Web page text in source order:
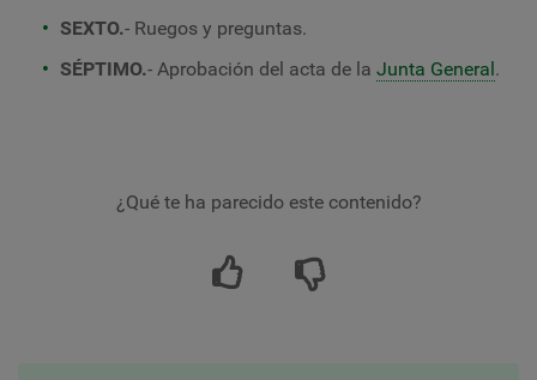
SEXTO.- Ruegos y preguntas.
SÉPTIMO.- Aprobación del acta de la Junta General.
¿Qué te ha parecido este contenido?